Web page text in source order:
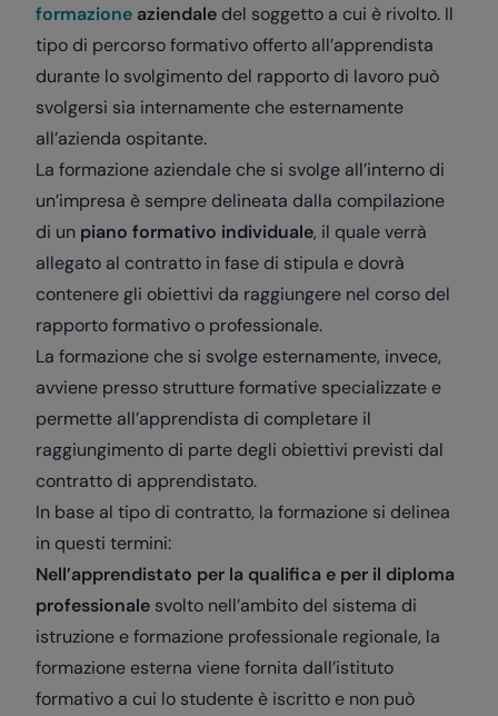
formazione aziendale del soggetto a cui è rivolto. Il
tipo di percorso formativo offerto all’apprendista
durante lo svolgimento del rapporto di lavoro può
svolgersi sia internamente che esternamente
all’azienda ospitante.
La formazione aziendale che si svolge all’interno di
un’impresa è sempre delineata dalla compilazione
di un piano formativo individuale, il quale verrà
allegato al contratto in fase di stipula e dovrà
contenere gli obiettivi da raggiungere nel corso del
rapporto formativo o professionale.
La formazione che si svolge esternamente, invece,
avviene presso strutture formative specializzate e
permette all’apprendista di completare il
raggiungimento di parte degli obiettivi previsti dal
contratto di apprendistato.
In base al tipo di contratto, la formazione si delinea
in questi termini:
Nell’apprendistato per la qualifica e per il diploma
professionale svolto nell’ambito del sistema di
istruzione e formazione professionale regionale, la
formazione esterna viene fornita dall’istituto
formativo a cui lo studente è iscritto e non può